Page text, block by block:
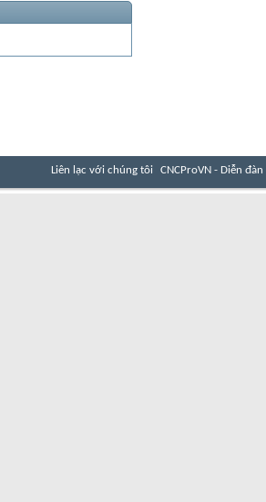
Liên lạc với chúng tôi CNCProVN - Diễn